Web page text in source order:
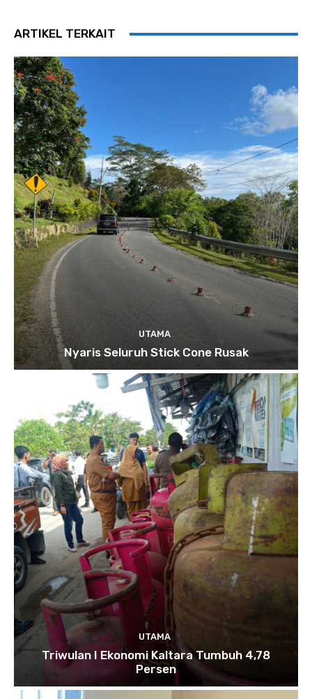
ARTIKEL TERKAIT
UTAMA
Nyaris Seluruh Stick Cone Rusak
UTAMA
Triwulan I Ekonomi Kaltara Tumbuh 4,78
Persen